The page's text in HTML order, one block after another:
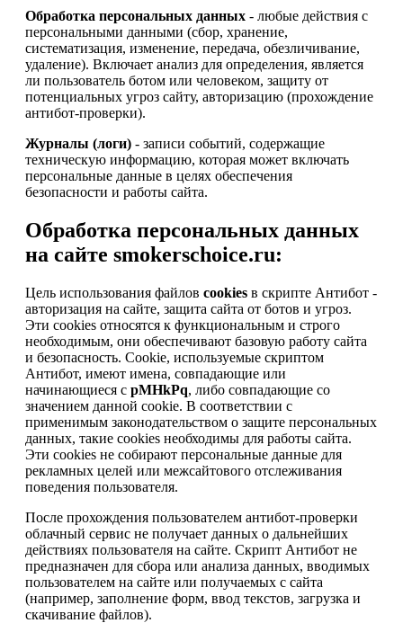
Обработка персональных данных - любые действия с
персональными данными (сбор, хранение,
систематизация, изменение, передача, обезличивание,
удаление). Включает анализ для определения, является
ли пользователь ботом или человеком, защиту от
потенциальных угроз сайту, авторизацию (прохождение
антибот-проверки).
Журналы (логи) - записи событий, содержащие
техническую информацию, которая может включать
персональные данные в целях обеспечения
безопасности и работы сайта.
Обработка персональных данных
на сайте smokerschoice.ru:
Цель использования файлов cookies в скрипте Антибот -
авторизация на сайте, защита сайта от ботов и угроз.
Эти cookies относятся к функциональным и строго
необходимым, они обеспечивают базовую работу сайта
и безопасность. Cookie, используемые скриптом
Антибот, имеют имена, совпадающие или
начинающиеся с pMHkPq, либо совпадающие со
значением данной cookie. В соответствии с
применимым законодательством о защите персональных
данных, такие cookies необходимы для работы сайта.
Эти cookies не собирают персональные данные для
рекламных целей или межсайтового отслеживания
поведения пользователя.
После прохождения пользователем антибот-проверки
облачный сервис не получает данных о дальнейших
действиях пользователя на сайте. Скрипт Антибот не
предназначен для сбора или анализа данных, вводимых
пользователем на сайте или получаемых с сайта
(например, заполнение форм, ввод текстов, загрузка и
скачивание файлов).